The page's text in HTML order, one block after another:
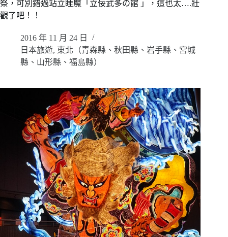
祭，可別錯過站立睡魔「立佞武多の館 」，這也太….壯
觀了吧！！
2016 年 11 月 24 日
日本旅遊, 東北（青森縣、秋田縣、岩手縣、宮城
縣、山形縣、福島縣）